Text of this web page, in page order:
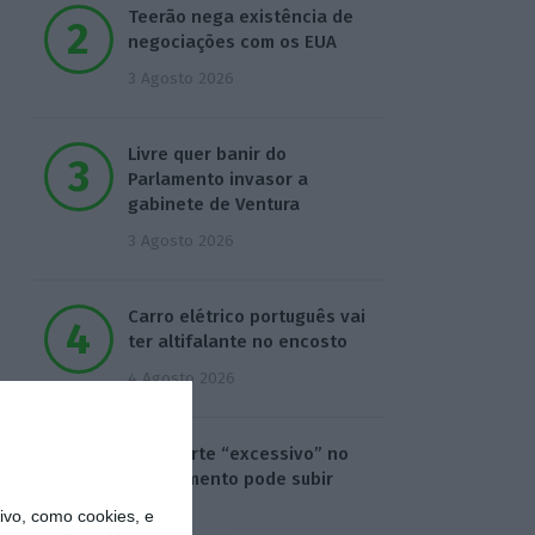
como cookies, e
Teerão nega existência de
negociações com os EUA
3 Agosto 2026
Livre quer banir do
Parlamento invasor a
gabinete de Ventura
3 Agosto 2026
Carro elétrico português vai
ter altifalante no encosto
4 Agosto 2026
Gás. Corte “excessivo” no
investimento pode subir